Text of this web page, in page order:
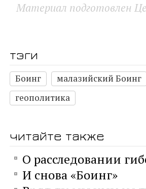
Материал подготовлен
тэги
Боинг малазийский Боинг
геополитика
читайте также
О расследовании
И снова «Боинг»